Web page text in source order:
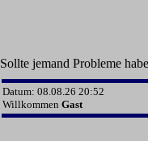
Sollte jemand Probleme
Datum: 08.08.26 20:52
Willkommen Gast